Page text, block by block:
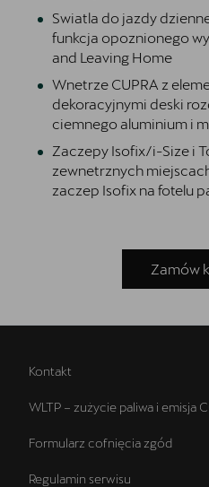
Swiatla do jazdy
funkcja opoznionego
and Leaving Home
Wnetrze CUPRA z
dekoracyjnymi deski
ciemnego aluminium i
Zaczepy Isofix/i-Size i
zewnetrznych
zaczep Isofix na fotelu
Zamów
Kontakt
WLTP – zużycie paliwa i emisja
Formularz cofnięcia zgód
Regulamin serwisu